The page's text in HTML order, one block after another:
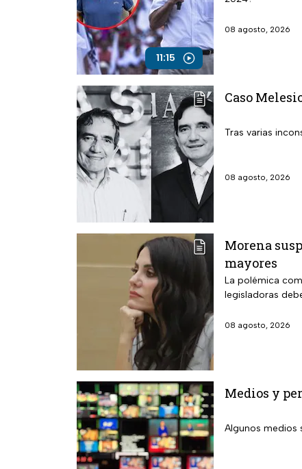
11:15
08 agosto, 2026
Caso
Tras varias
08 agosto, 2026
Morena
mayores
La polémica
legisladoras
08 agosto, 2026
Medios y
Algunos medios